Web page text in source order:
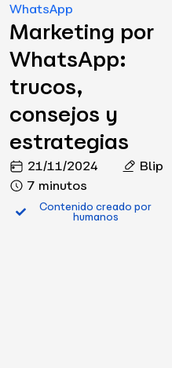
WhatsApp
Marketing por
WhatsApp:
trucos,
consejos y
estrategias
21/11/2024
Blip
7 minutos
Contenido creado por
humanos